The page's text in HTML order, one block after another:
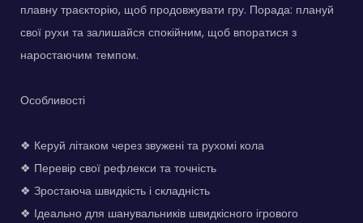
плавну траєкторію, щоб продовжувати гру. Порада: плануй
свої рухи та залишайся спокійним, щоб впоратися з
наростаючим темпом.
Особливості
❖ Керуй літаком через звужені та рухомі кола
❖ Перевір свої рефлекси та точність
❖ Зростаюча швидкість і складність
❖ Ідеально для шанувальників швидкісного ігрового